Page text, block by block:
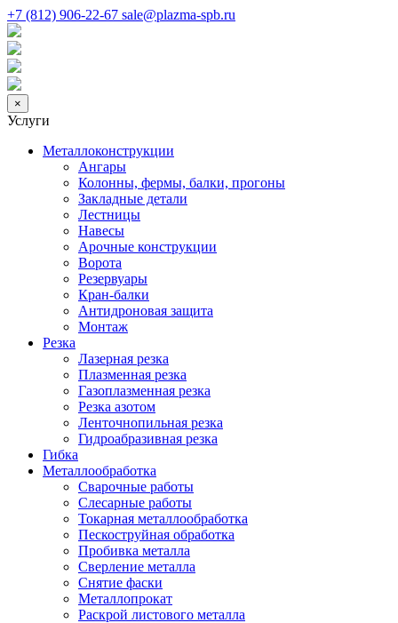
+7 (812) 906-22-67 sale@plazma-spb.ru
×
Услуги
Металлоконструкции
Ангары
Колонны, фермы, балки, прогоны
Закладные детали
Лестницы
Навесы
Арочные конструкции
Ворота
Резервуары
Кран-балки
Антидроновая защита
Монтаж
Резка
Лазерная резка
Плазменная резка
Газоплазменная резка
Резка азотом
Ленточнопильная резка
Гидроабразивная резка
Гибка
Металлообработка
Сварочные работы
Слесарные работы
Токарная металлообработка
Пескоструйная обработка
Пробивка металла
Сверление металла
Снятие фаски
Металлопрокат
Раскрой листового металла